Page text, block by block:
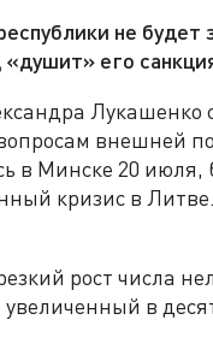
не
его
Лукашенко
внешней
в Минске 20 июля,
кризис в
рост числа
в